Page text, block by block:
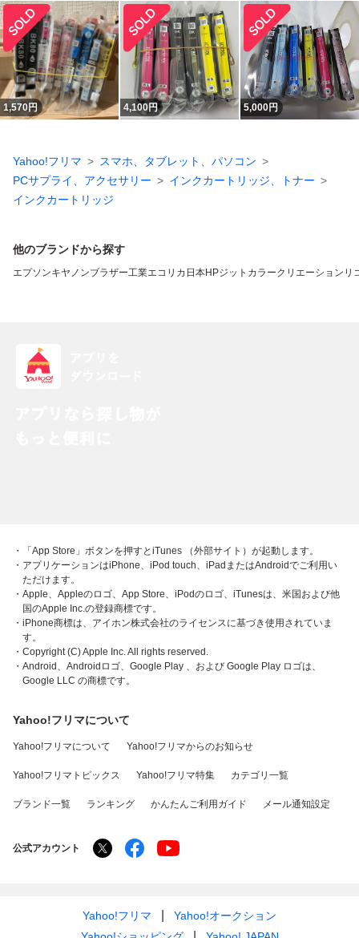
1,570円 4,100円 5,000円
Yahoo!フリマ
スマホ、タブレット、パソコン
PCサプライ、アクセサリー
インクカートリッジ、トナー
インクカートリッジ
他のブランドから探す
エプソンキヤノンブラザー工業エコリカ 日本HPジット カラークリエーション リ
・「App Store」ボタンを押すとiTunes （外部サイト）が起動します。
・アプリケーションはiPhone、iPod touch、iPadまたはAndroidでご利用い
ただけます。
・Apple、Appleのロゴ、App Store、iPodのロゴ、iTunesは、米国および他
国のApple Inc.の登録商標です。
・iPhone商標は、アイホン株式会社のライセンスに基づき使用されていま
す。
・Copyright (C) Apple Inc. All rights reserved.
・Android、Androidロゴ、Google Play 、および Google Play ロゴは、
Google LLC の商標です。
Yahoo!フリマについて
Yahoo!フリマについて Yahoo!フリマからのお知らせ
Yahoo!フリマトピックス Yahoo!フリマ特集 カテゴリ一覧
ブランド一覧 ランキング かんたんご利用ガイド メール通知設定
公式アカウント
Yahoo!フリマ
Yahoo!オークション